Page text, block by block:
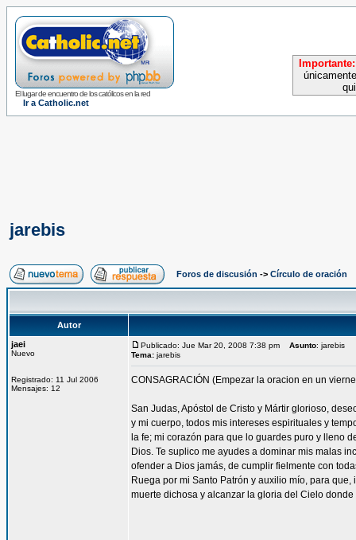
El lugar de encuentro de los católicos en la red
Ir a Catholic.net
Importante:
jarebis
Foros de discusión -> Círculo de oración
Autor
jaei
Nuevo
Registrado: 11 Jul 2006
Mensajes: 12
Publicado: Jue Mar 20, 2008 7:38 pm Asunto: jarebis
Tema: jarebis
CONSAGRACIÓN (Empezar la oracion en un
San Judas, Apóstol de Cristo y Mártir glorioso,
y mi cuerpo, todos mis intereses espirituales y
la fe; mi corazón para que lo guardes puro y lleno
Dios. Te suplico me ayudes a dominar mis malas
ofender a Dios jamás, de cumplir fielmente con
Ruega por mi Santo Patrón y auxilio mío, para
muerte dichosa y alcanzar la gloria del Cielo